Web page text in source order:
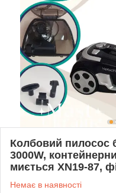
Колбовий пилосос
3000W,
миється XN19-87,
Немає в наявності